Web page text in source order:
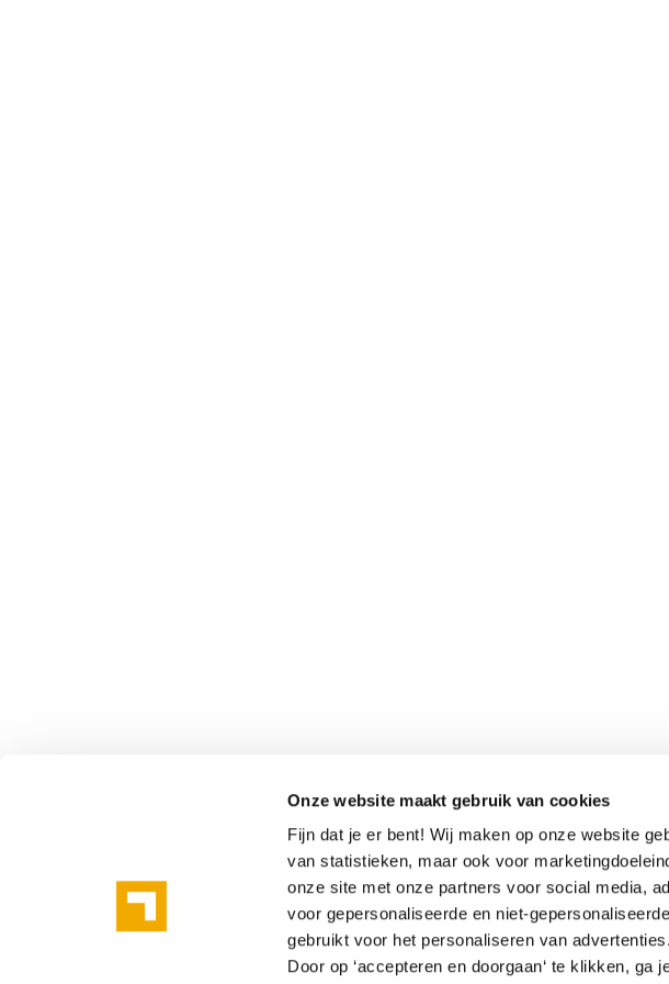
Onze website maakt gebruik van cookies
Fijn dat je er bent! Wij maken op onze website
van statistieken, maar ook voor
onze site met onze partners voor social media,
voor gepersonaliseerde en niet-
gebruikt voor het personaliseren van advertenties.
Door op ‘accepteren en doorgaan‘ te klikken,